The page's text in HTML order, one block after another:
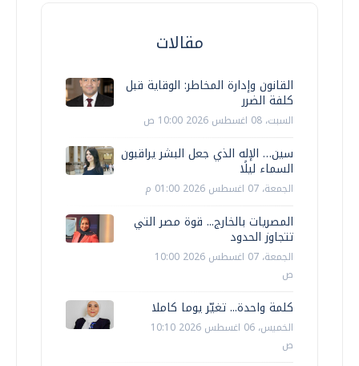
مقالات
القانون وإدارة المخاطر: الوقاية قبل
كلفة الضرر
السبت، 08 اغسطس 2026 10:00 ص
سين… الإله الذي جعل البشر يراقبون
السماء ليلًا
الجمعة، 07 اغسطس 2026 01:00 م
المصريات بالخارج... قوة مصر التي
تتجاوز الحدود
الجمعة، 07 اغسطس 2026 10:00
ص
كلمة واحدة... تغيّر يوما كاملا
الخميس، 06 اغسطس 2026 10:10
ص